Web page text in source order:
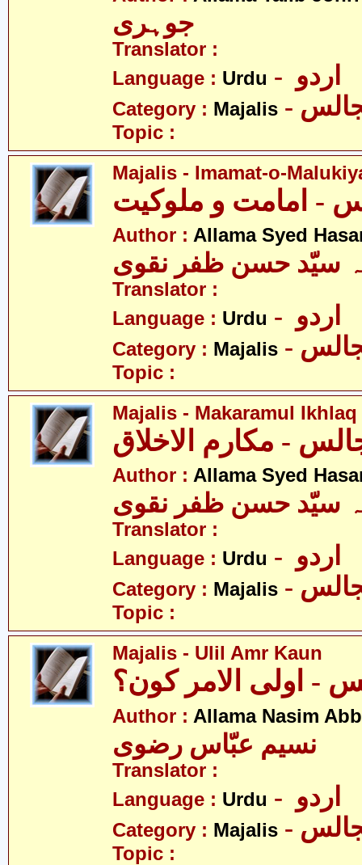
جوہری
Translator :
Language : Urdu
Category : Majalis
Topic :
Majalis - Imamat-o-
Author : Allama Syed
سیّد حسن ظفر نقوی
Translator :
Language : Urdu
Category : Majalis
Topic :
Majalis - Makaramul Ikhlaq
Author : Allama Syed
سیّد حسن ظفر نقوی
Translator :
Language : Urdu
Category : Majalis
Topic :
Majalis - Ulil Amr Kaun
- اولی الامر کون؟
Author : Allama Nasim
نسیم عبّاس رضوی
Translator :
Language : Urdu
Category : Majalis
Topic :